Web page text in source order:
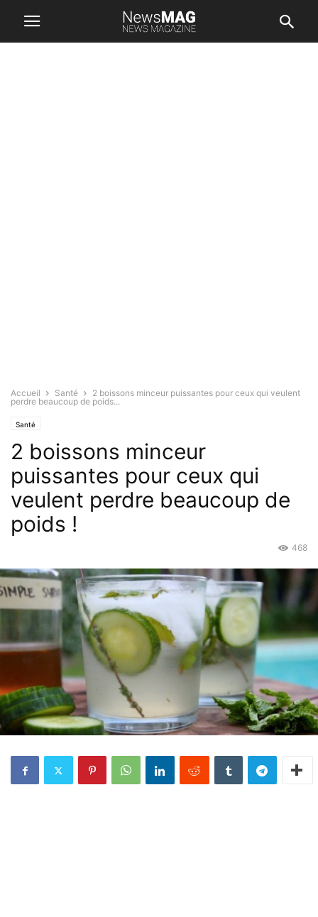
Accueil Santé
2 boissons minceur puissantes pour ceux qui veulent
perdre beaucoup de poids...
Santé
2 boissons minceur
puissantes pour ceux qui
veulent perdre beaucoup de
poids !
468